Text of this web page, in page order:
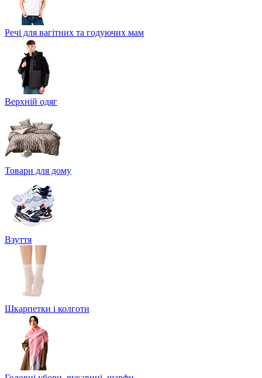
Речі для вагітних та годуючих мам
Верхній одяг
Товари для дому
Взуття
Шкарпетки і колготи